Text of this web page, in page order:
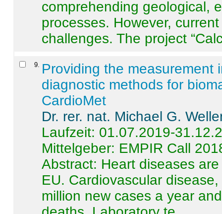
comprehending geological,
processes. However,
challenges. The project
9
Providing the measurement
diagnostic methods for
CardioMet
Dr. rer. nat. Michael G.
Laufzeit: 01.07.2019-
Mittelgeber: EMPIR Call
Abstract: Heart diseases
EU. Cardiovascular
million new cases a year